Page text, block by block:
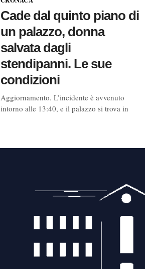
Cade dal quinto piano di
un palazzo, donna
salvata dagli
stendipanni. Le sue
condizioni
Aggiornamento. L’incidente è avvenuto
intorno alle 13:40, e il palazzo si trova in